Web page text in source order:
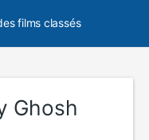
films classés
Ghosh